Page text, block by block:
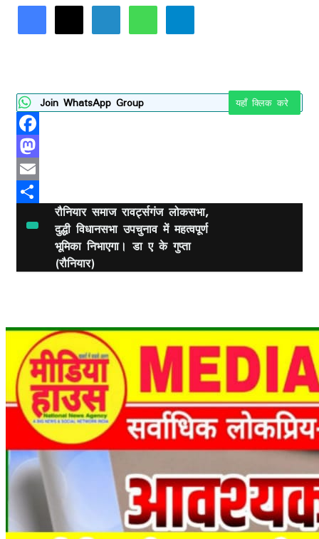
Facebook
X LinkedInWhatsAppTelegram
Join WhatsApp Group यहाँ क्लिक करे
Facebook
Mastodon
Email
Share
रौनियार समाज रावर्ट्सगंज लोकसभा,
दुद्धी विधानसभा उपचुनाव में महत्वपूर्ण
भूमिका निभाएगा। डा ए के गुप्ता
(रौनियार)